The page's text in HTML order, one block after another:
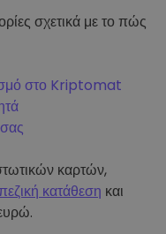
σχετικά με το πώς
στο Kriptomat
καρτών,
κατάθεση και